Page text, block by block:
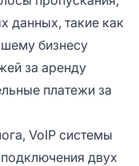
данных, такие как
бизнесу
за аренду
платежи за
VoIP системы
двух